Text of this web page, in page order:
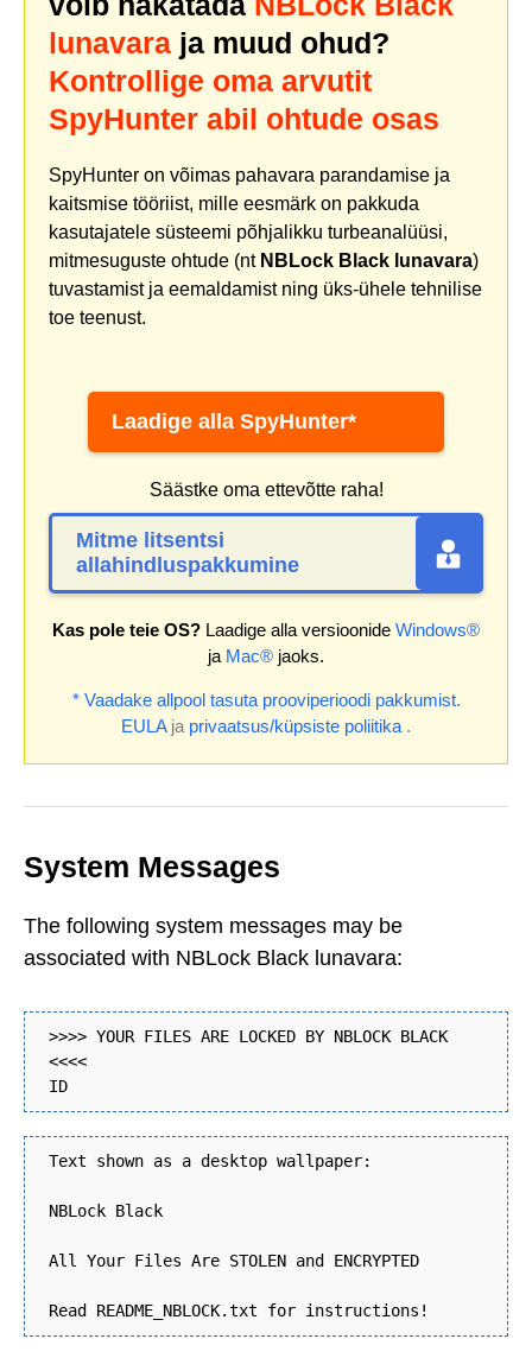
lunavara ja muud ohud?
Kontrollige oma arvutit
SpyHunter abil ohtude osas
SpyHunter on võimas pahavara parandamise ja
kaitsmise tööriist, mille eesmärk on pakkuda
kasutajatele süsteemi põhjalikku turbeanalüüsi,
mitmesuguste ohtude (nt NBLock Black lunavara)
tuvastamist ja eemaldamist ning üks-ühele tehnilise
toe teenust.
Laadige alla SpyHunter*
Säästke oma ettevõtte raha!
Mitme litsentsi
allahindluspakkumine
Kas pole teie OS? Laadige alla versioonide Windows®
ja Mac® jaoks.
* Vaadake allpool tasuta prooviperioodi pakkumist.
EULAja privaatsus/küpsiste poliitika .
System Messages
The following system messages may be
associated with NBLock Black lunavara:
>>>> YOUR FILES ARE LOCKED BY NBLOCK BLACK
<<<<
ID
Text shown as a desktop wallpaper:
NBLock Black
All Your Files Are STOLEN and ENCRYPTED
Read README_NBLOCK.txt for instructions!